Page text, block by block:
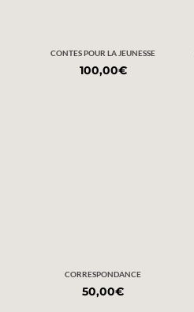
CONTES POUR LA JEUNESSE
100,00€
CORRESPONDANCE
50,00€